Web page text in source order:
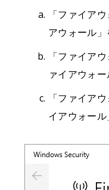
「ファイア
アウォール」
「ファイア
ァイアウォー
「ファイア
イアウォール